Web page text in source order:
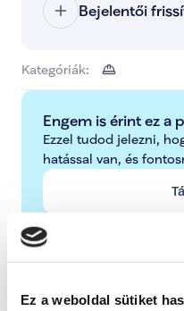
Ez a weboldal sütiket
Bejelentői
Kategóriák:
Engem is érint ez a
Ezzel tudod jelezni,
hatással van, és
További lépések a
Radnai Márk